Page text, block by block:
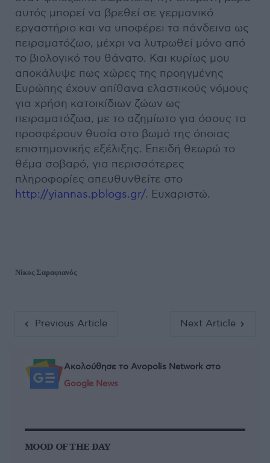
αυτός μπορεί να βρεθεί σε γερμανικό
εργαστήριο και να υποφέρει τα πάνδεινα ως
πειραματόζωο, μέχρι να λυτρωθεί μόνο από
το βιολογικό του θάνατο. Και κυρίως μου
αποκάλυψε πως χώρες της προηγμένης
Ευρώπης έχουν απίθανα ελαστικούς νόμους
για χρήση κατοικίδιων ζώων ως
πειραματόζωα, με το αζημίωτο για όσους τα
προσφέρουν θυσία στο βωμό της όποιας
επιστημονικής εξέλιξης. Επειδή θεωρώ το
θέμα σοβαρό, για περισσότερες
πληροφορίες απευθυνθείτε στο
http://yiannas.pblogs.gr/. Ευχαριστώ.
Νίκος Σαραφιανός
Previous Article Next Article
Ακολούθησε το Avopolis Network στο
Google News
MOOD OF THE DAY